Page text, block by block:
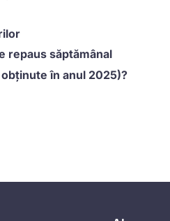
repaus săptămânal
în anul 2025)?